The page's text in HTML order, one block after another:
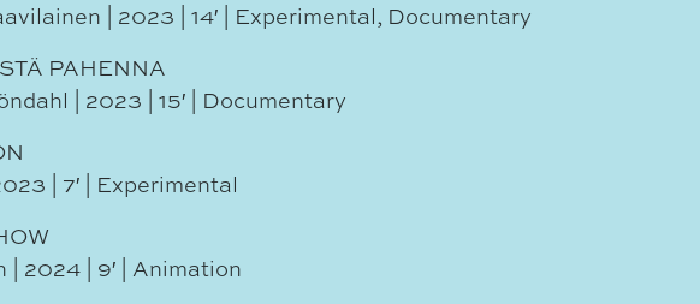
| 2023 | 14′ | Experimental, Documentary
PAHENNA
| 2023 | 15′ | Documentary
| 7′ | Experimental
| 2024 | 9′ | Animation